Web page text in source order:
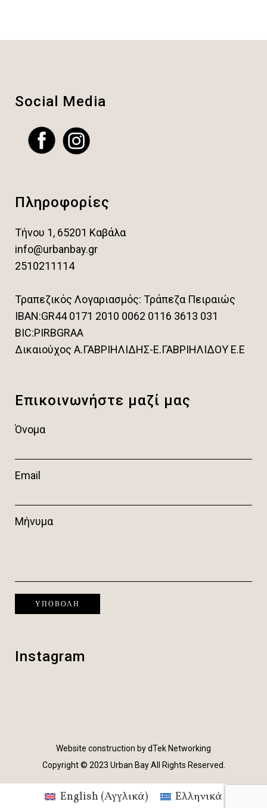
Social Media
Πληροφορίες
Τήνου 1, 65201 Καβάλα
info@urbanbay.gr
2510211114
Τραπεζικός Λογαριασμός: Τράπεζα Πειραιώς
IBAN:GR44 0171 2010 0062 0116 3613 031
BIC:PIRBGRAA
Δικαιούχος Α.ΓΑΒΡΙΗΛΙΔΗΣ-Ε.ΓΑΒΡΙΗΛΙΔΟΥ Ε.Ε
Επικοινωνήστε μαζί μας
Όνομα
Email
Μήνυμα
Instagram
Website construction bydTek Networking
Copyright © 2023 Urban Bay All Rights Reserved.
English(Αγγλικά) Ελληνικά